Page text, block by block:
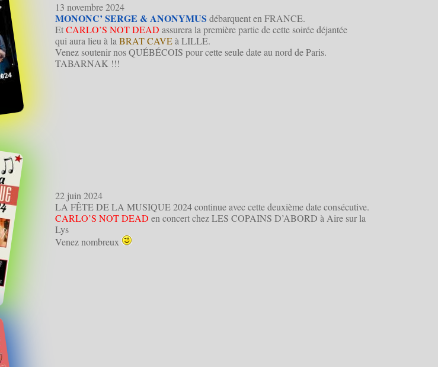
13 novembre 2024
MONONC’ SERGE & ANONYMUS débarquent en FRANCE.
EtCARLO’S NOT DEAD assurera la première partie de cette soirée déjantée
qui aura lieu à laBRAT CAVEà LILLE.
Venez soutenir nos QUÉBÉCOIS pour cette seule date au nord de Paris.
TABARNAK !!!
22 juin 2024
LA FÊTE DE LA MUSIQUE 2024 continue avec cette deuxième date consécutive.
CARLO’S NOT DEAD en concert chez LES COPAINS D’ABORD à Aire sur la
Lys
Venez nombreux